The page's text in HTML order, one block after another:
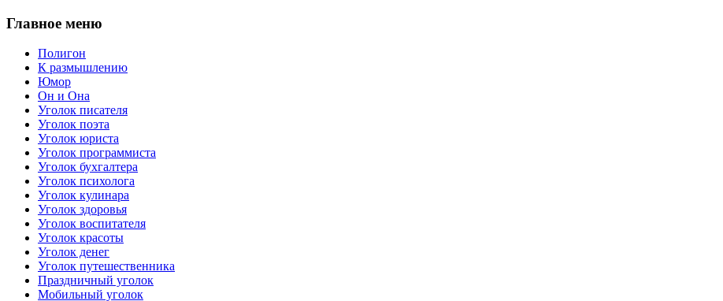
Главное меню
Полигон
К размышлению
Юмор
Он и Она
Уголок писателя
Уголок поэта
Уголок юриста
Уголок программиста
Уголок бухгалтера
Уголок психолога
Уголок кулинара
Уголок здоровья
Уголок воспитателя
Уголок красоты
Уголок денег
Уголок путешественника
Праздничный уголок
Мобильный уголок